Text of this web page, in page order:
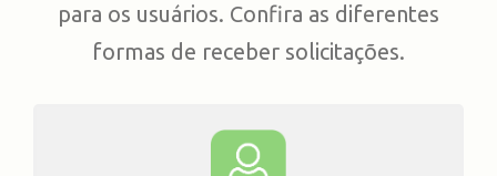
para os usuários. Confira as diferentes
formas de receber solicitações.